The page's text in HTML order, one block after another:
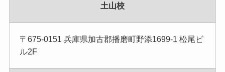
土山校
〒675-0151 兵庫県加古郡播磨町野添1699-1 松尾ビ
ル2F